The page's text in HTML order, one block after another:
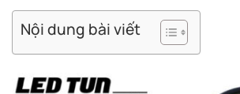
Nội dung bài viết